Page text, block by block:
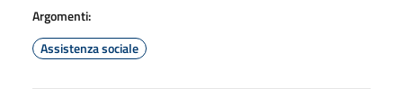
Argomenti:
Assistenza sociale